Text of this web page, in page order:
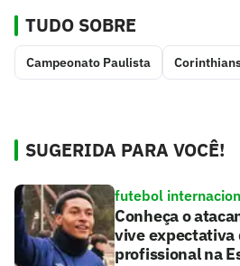
TUDO SOBRE
Campeonato Paulista
SUGERIDA PARA VOCÊ!
futebol
Conheça o
vive expectativa
profissional na